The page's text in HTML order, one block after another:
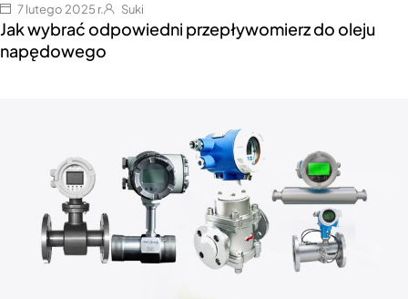
7 lutego 2025 r. Suki
Jak wybrać odpowiedni przepływomierz do oleju
napędowego